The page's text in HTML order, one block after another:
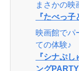
まさかの
『たべっ
映画館で
ての体験♪
『シナぷ
ングPARTY